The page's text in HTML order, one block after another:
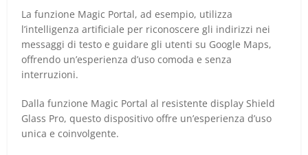
La funzione Magic Portal, ad esempio, utilizza
l’intelligenza artificiale per riconoscere gli indirizzi nei
messaggi di testo e guidare gli utenti su Google Maps,
offrendo un’esperienza d’uso comoda e senza
interruzioni.
Dalla funzione Magic Portal al resistente display Shield
Glass Pro, questo dispositivo offre un’esperienza d’uso
unica e coinvolgente.